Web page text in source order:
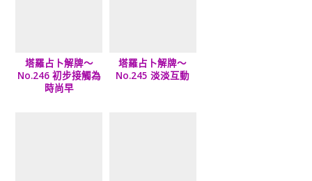
塔羅占卜解牌～
No.246 初步接觸為
時尚早
塔羅占卜解牌～
No.245 淡淡互動